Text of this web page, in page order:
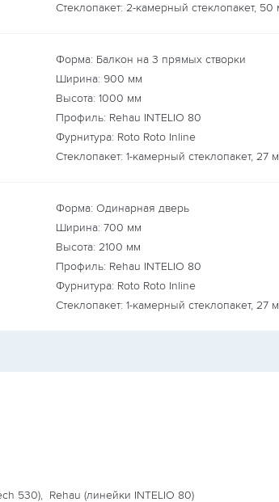
Стеклопакет: 2-камерный стеклопакет, 50
Форма: Балкон на 3 прямых створки
Ширина: 900 мм
Высота: 1000 мм
Профиль: Rehau INTELIO 80
Фурнитура: Roto Roto Inline
Стеклопакет: 1-камерный стеклопакет, 27
Форма: Одинарная дверь
Ширина: 700 мм
Высота: 2100 мм
Профиль: Rehau INTELIO 80
Фурнитура: Roto Roto Inline
Стеклопакет: 1-камерный стеклопакет, 27
530), Rehau (линейки INTELIO 80)